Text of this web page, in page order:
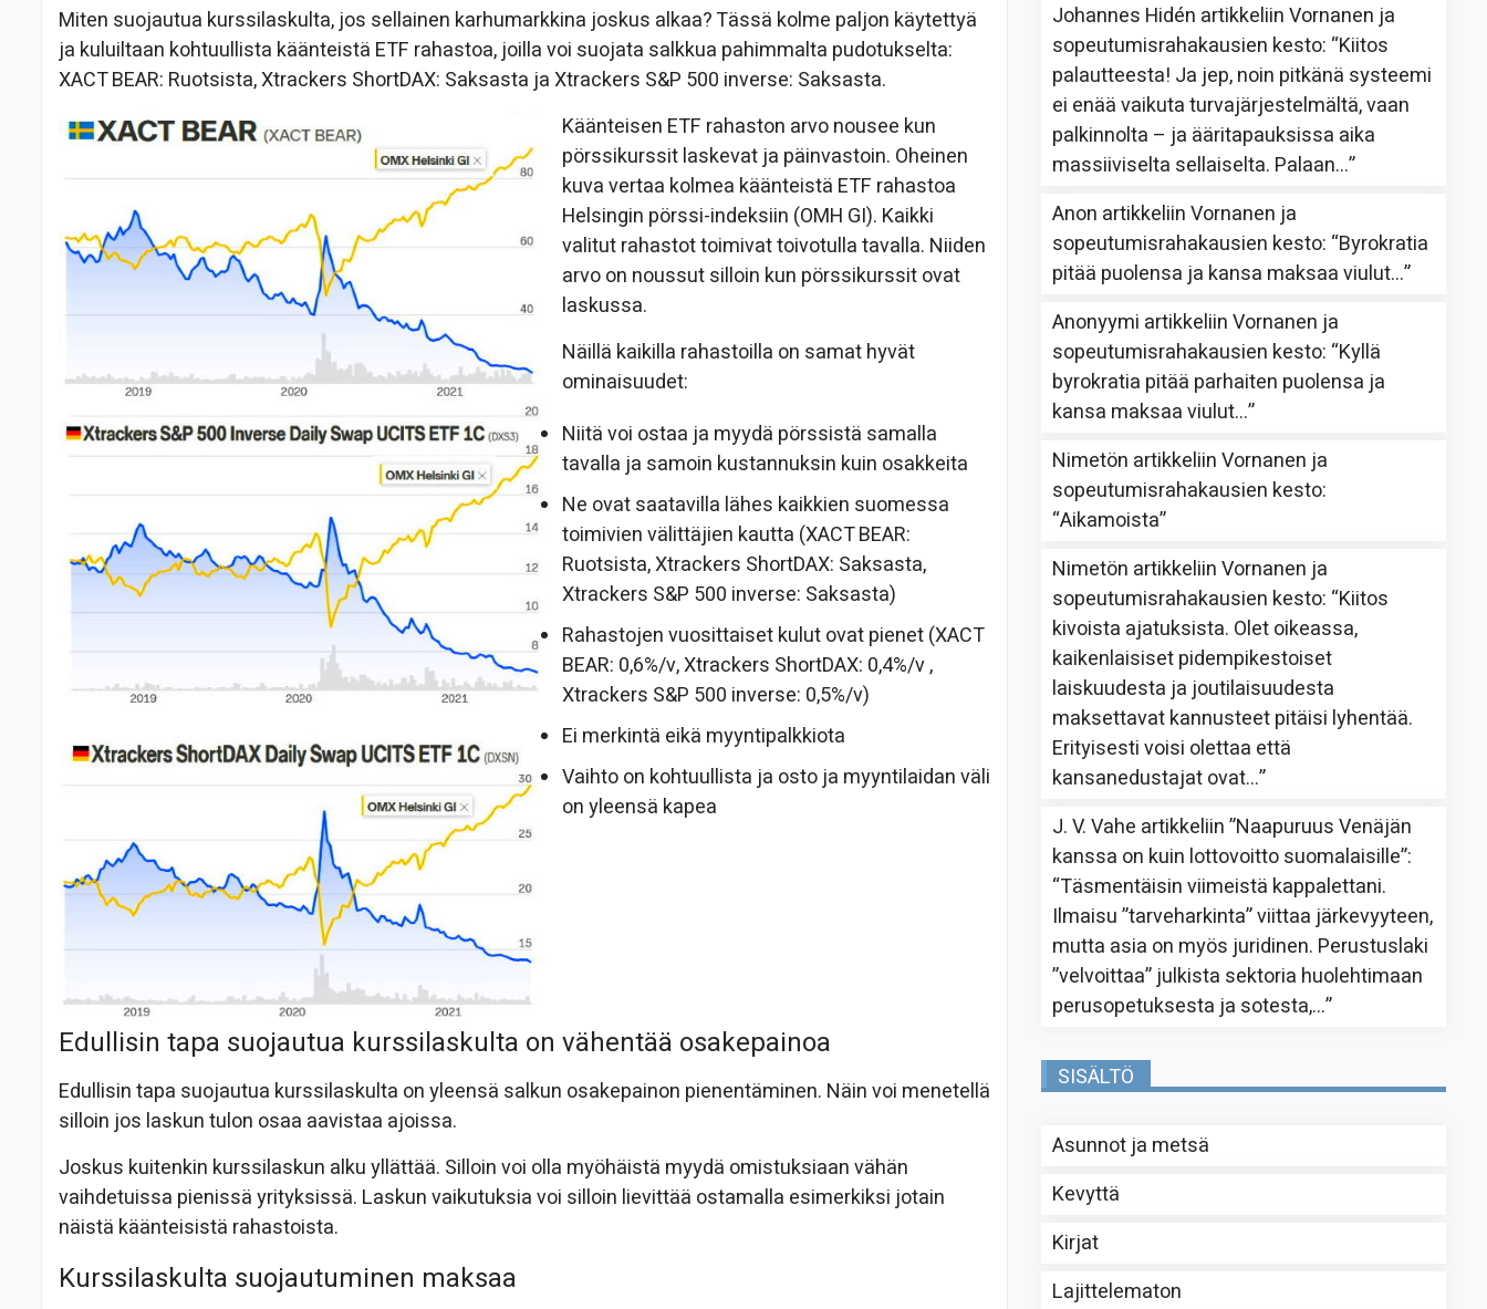
Miten suojautua kurssilaskulta, jos sellainen karhumarkkina joskus alkaa? Tässä kolme paljon käytettyä
ja kuluiltaan kohtuullista käänteistä ETF rahastoa, joilla voi suojata salkkua pahimmalta pudotukselta:
XACT BEAR: Ruotsista, Xtrackers ShortDAX: Saksasta ja Xtrackers S&P 500 inverse: Saksasta.
Käänteisen ETF rahaston arvo nousee kun
pörssikurssit laskevat ja päinvastoin. Oheinen
kuva vertaa kolmea käänteistä ETF rahastoa
Helsingin pörssi-indeksiin (OMH GI). Kaikki
valitut rahastot toimivat toivotulla tavalla. Niiden
arvo on noussut silloin kun pörssikurssit ovat
laskussa.
Näillä kaikilla rahastoilla on samat hyvät
ominaisuudet:
Niitä voi ostaa ja myydä pörssistä samalla
tavalla ja samoin kustannuksin kuin osakkeita
Ne ovat saatavilla lähes kaikkien suomessa
toimivien välittäjien kautta (XACT BEAR:
Ruotsista, Xtrackers ShortDAX: Saksasta,
Xtrackers S&P 500 inverse: Saksasta)
Rahastojen vuosittaiset kulut ovat pienet (XACT
BEAR: 0,6%/v, Xtrackers ShortDAX: 0,4%/v ,
Xtrackers S&P 500 inverse: 0,5%/v)
Ei merkintä eikä myyntipalkkiota
Vaihto on kohtuullista ja osto ja myyntilaidan väli
on yleensä kapea
Edullisin tapa suojautua kurssilaskulta on vähentää osakepainoa
Edullisin tapa suojautua kurssilaskulta on yleensä salkun osakepainon pienentäminen. Näin voi menetellä
silloin jos laskun tulon osaa aavistaa ajoissa.
Joskus kuitenkin kurssilaskun alku yllättää. Silloin voi olla myöhäistä myydä omistuksiaan vähän
vaihdetuissa pienissä yrityksissä. Laskun vaikutuksia voi silloin lievittää ostamalla esimerkiksi jotain
näistä käänteisistä rahastoista.
Kurssilaskulta suojautuminen maksaa
Johannes Hidén artikkeliinVornanen ja
sopeutumisrahakausien kesto: “Kiitos
palautteesta! Ja jep, noin pitkänä systeemi
ei enää vaikuta turvajärjestelmältä, vaan
palkinnolta – ja ääritapauksissa aika
massiiviselta sellaiselta. Palaan…”
Anon artikkeliinVornanen ja
sopeutumisrahakausien kesto: “Byrokratia
pitää puolensa ja kansa maksaa viulut…”
Anonyymi artikkeliinVornanen ja
sopeutumisrahakausien kesto: “Kyllä
byrokratia pitää parhaiten puolensa ja
kansa maksaa viulut…”
Nimetön artikkeliinVornanen ja
sopeutumisrahakausien kesto:
“Aikamoista”
Nimetön artikkeliinVornanen ja
sopeutumisrahakausien kesto: “Kiitos
kivoista ajatuksista. Olet oikeassa,
kaikenlaisiset pidempikestoiset
laiskuudesta ja joutilaisuudesta
maksettavat kannusteet pitäisi lyhentää.
Erityisesti voisi olettaa että
kansanedustajat ovat…”
J. V. Vahe artikkeliin”Naapuruus Venäjän
kanssa on kuin lottovoitto suomalaisille”:
“Täsmentäisin viimeistä kappalettani.
Ilmaisu ”tarveharkinta” viittaa järkevyyteen,
mutta asia on myös juridinen. Perustuslaki
”velvoittaa” julkista sektoria huolehtimaan
perusopetuksesta ja sotesta,…”
SISÄLTÖ
Asunnot ja metsä
Kevyttä
Kirjat
Lajittelematon